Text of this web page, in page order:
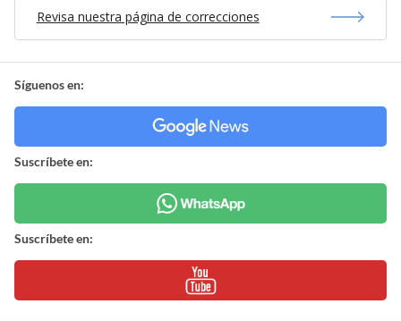
Revisa nuestra página de correcciones
Síguenos en:
Suscríbete en:
Suscríbete en: